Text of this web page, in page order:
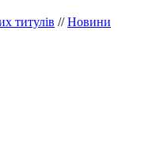
титулів //Новини